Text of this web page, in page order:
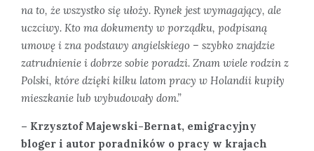
na to, że wszystko się ułoży. Rynek jest wymagający, ale
uczciwy. Kto ma dokumenty w porządku, podpisaną
umowę i zna podstawy angielskiego – szybko znajdzie
zatrudnienie i dobrze sobie poradzi. Znam wiele rodzin z
Polski, które dzięki kilku latom pracy w Holandii kupiły
mieszkanie lub wybudowały dom.”
– Krzysztof Majewski-Bernat, emigracyjny
bloger i autor poradników o pracy w krajach